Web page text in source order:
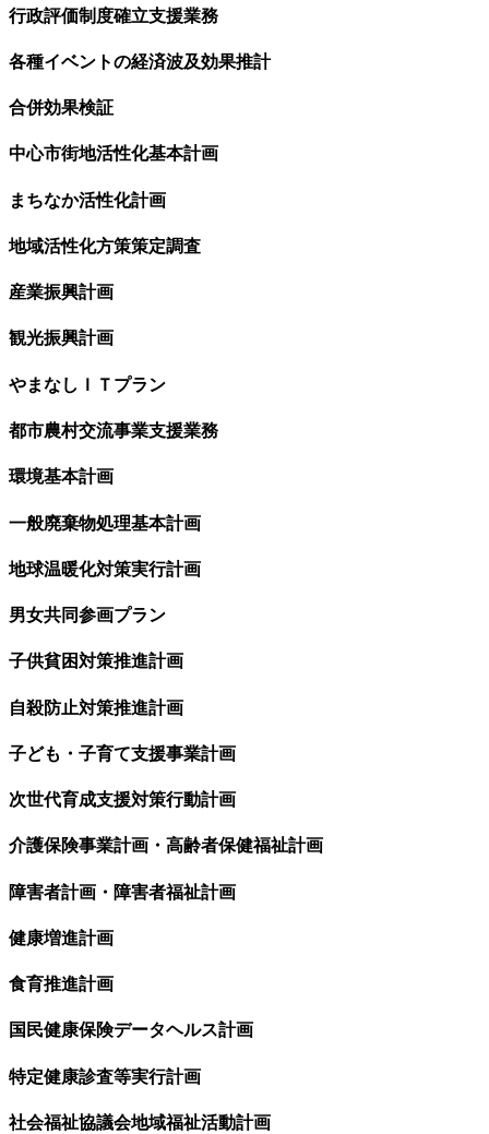
行政評価制度確立支援業務
各種イベントの経済波及効果推計
合併効果検証
中心市街地活性化基本計画
まちなか活性化計画
地域活性化方策策定調査
産業振興計画
観光振興計画
やまなしＩＴプラン
都市農村交流事業支援業務
環境基本計画
一般廃棄物処理基本計画
地球温暖化対策実行計画
男女共同参画プラン
子供貧困対策推進計画
自殺防止対策推進計画
子ども・子育て支援事業計画
次世代育成支援対策行動計画
介護保険事業計画・高齢者保健福祉計画
障害者計画・障害者福祉計画
健康増進計画
食育推進計画
国民健康保険データヘルス計画
特定健康診査等実行計画
社会福祉協議会地域福祉活動計画